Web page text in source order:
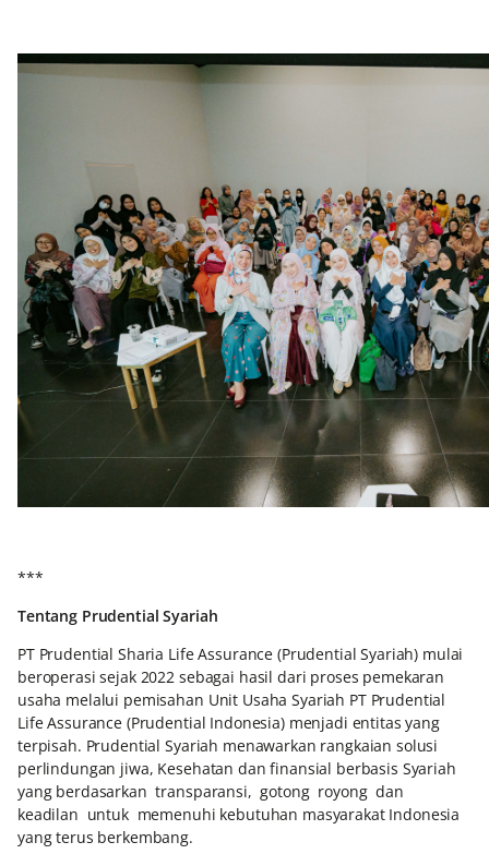
***
Tentang Prudential Syariah
PT Prudential Sharia Life Assurance (Prudential Syariah) mulai
beroperasi sejak 2022 sebagai hasil dari proses pemekaran
usaha melalui pemisahan Unit Usaha Syariah PT Prudential
Life Assurance (Prudential Indonesia) menjadi entitas yang
terpisah. Prudential Syariah menawarkan rangkaian solusi
perlindungan jiwa, Kesehatan dan finansial berbasis Syariah
yang berdasarkan transparansi, gotong royong dan
keadilan untuk memenuhi kebutuhan masyarakat Indonesia
yang terus berkembang.